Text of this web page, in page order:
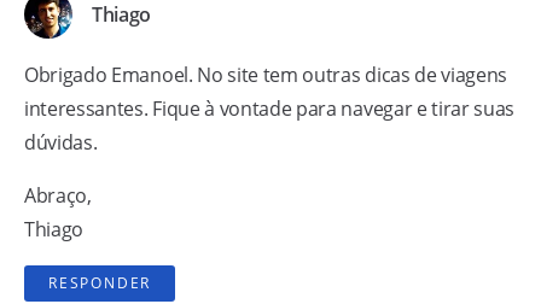
Thiago
Obrigado Emanoel. No site tem outras dicas de viagens
interessantes. Fique à vontade para navegar e tirar suas
dúvidas.
Abraço,
Thiago
RESPONDER